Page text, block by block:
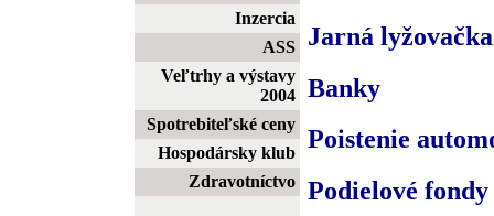
Inzercia
ASS
Veľtrhy a výstavy
2004
Spotrebiteľské ceny
Hospodársky klub
Zdravotníctvo
Jarná lyžovačka
Banky
Poistenie
Podielové fondy